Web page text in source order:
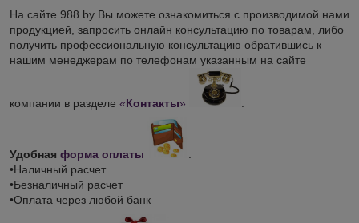
На сайте 988.by Вы можете ознакомиться с производимой нами
продукцией, запросить онлайн консультацию по товарам, либо
получить профессиональную консультацию обратившись к
нашим менеджерам по телефонам указанным на сайте
компании в разделе «Контакты»
Удобная форма оплаты
:
•Наличный расчет
•Безналичный расчет
•Оплата через любой банк